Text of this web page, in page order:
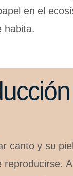
en el
habita.
canto y su